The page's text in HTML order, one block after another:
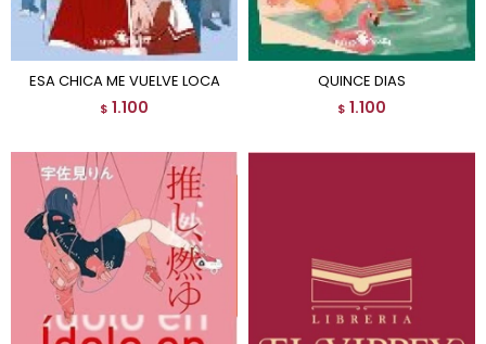
ESA CHICA ME VUELVE LOCA
$ 1.100
QUINCE DIAS
$ 1.100